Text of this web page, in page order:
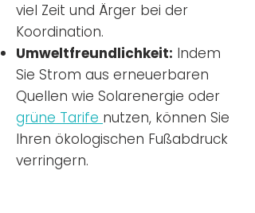
viel Zeit und Ärger bei der
Koordination.
Umweltfreundlichkeit: Indem
Sie Strom aus erneuerbaren
Quellen wie Solarenergie oder
grüne Tarife nutzen, können Sie
Ihren ökologischen Fußabdruck
verringern.